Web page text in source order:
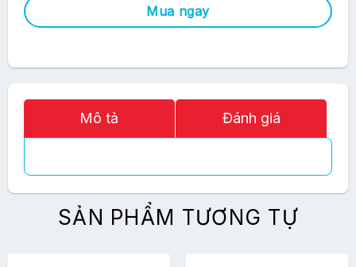
Mua ngay
Mô tả Đánh giá
SẢN PHẨM TƯƠNG TỰ